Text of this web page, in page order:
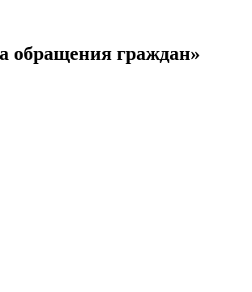
обращения граждан»